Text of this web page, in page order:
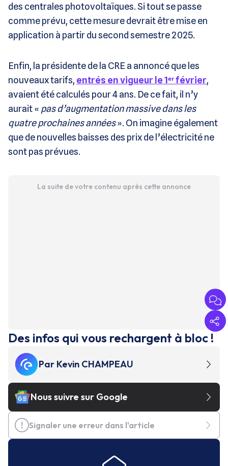
des centrales photovoltaïques. Si tout se passe
comme prévu, cette mesure devrait être mise en
application à partir du second semestre 2025.
Enfin, la présidente de la CRE a annoncé que les
nouveaux tarifs, entrés en vigueur le 1ᵉʳ février,
avaient été calculés pour 4 ans. De ce fait, il n’y
aurait « pas d’augmentation massive dans les
quatre prochaines années». On imagine également
que de nouvelles baisses des prix de l’électricité ne
sont pas prévues.
La suite de votre contenu après cette annonce
Des infos qui vous rechargent à bloc !
Par Kevin CHAMPEAU
Nous suivre sur Google
Signaler une erreur dans l'article